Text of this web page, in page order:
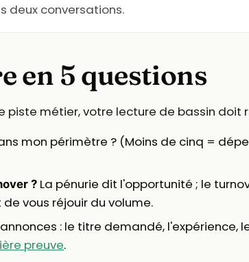
deux conversations.
en 5 questions
métier, votre lecture de bassin doit
mon périmètre ? (Moins de cinq =
? La pénurie dit l'opportunité ; le
vous réjouir du volume.
annonces : le titre demandé, l'expérience,
preuve.